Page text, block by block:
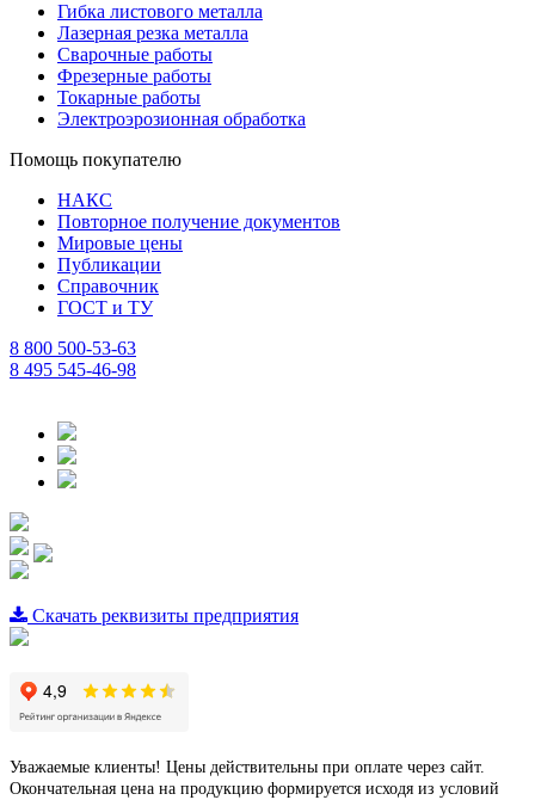
Гибка листового металла
Лазерная резка металла
Сварочные работы
Фрезерные работы
Токарные работы
Электроэрозионная обработка
Помощь покупателю
НАКС
Повторное получение документов
Мировые цены
Публикации
Справочник
ГОСТ и ТУ
8 800 500-53-63
8 495 545-46-98
Скачать реквизиты предприятия
Уважаемые клиенты! Цены действительны при оплате через сайт.
Окончательная цена на продукцию формируется исходя из условий